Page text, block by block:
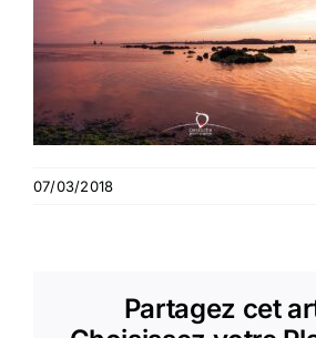
07/03/2018
Partagez cet